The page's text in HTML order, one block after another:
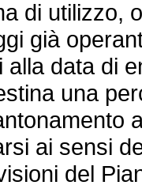
di utilizzo,
già
alla data di
una
ai sensi
del